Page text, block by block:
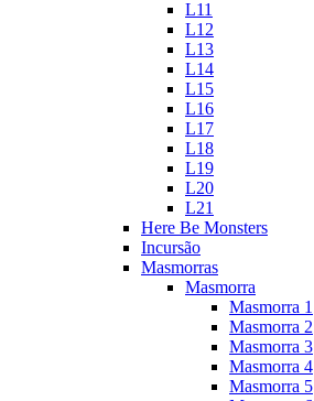
L11
L12
L13
L14
L15
L16
L17
L18
L19
L20
L21
Here Be Monsters
Incursão
Masmorras
Masmorra
Masmorra 1
Masmorra 2
Masmorra 3
Masmorra 4
Masmorra 5